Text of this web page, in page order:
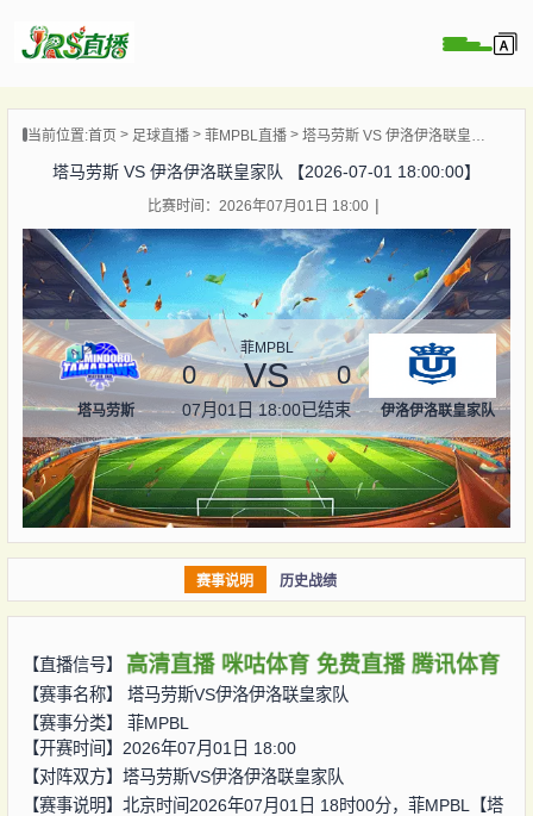
播
像
讯
直播
当前位置:首页 足球直播 菲MPBL直播 塔马劳斯 VS 伊洛伊洛联皇家队 【2026-07-01 18:00:00】
塔马劳斯 VS 伊洛伊洛联皇家队 【2026-07-01 18:00:00】
比赛时间：2026年07月01日 18:00
塔马劳斯
菲MPBL
0 VS 0
07月01日 18:00已结束 伊洛伊洛联皇家队
赛事说明 历史战绩
【直播信号】 高清直播 咪咕体育 免费直播 腾讯体育
【赛事名称】 塔马劳斯VS伊洛伊洛联皇家队
【赛事分类】 菲MPBL
【开赛时间】2026年07月01日 18:00
【对阵双方】 塔马劳斯VS伊洛伊洛联皇家队
【赛事说明】北京时间2026年07月01日 18时00分，菲MPBL【塔